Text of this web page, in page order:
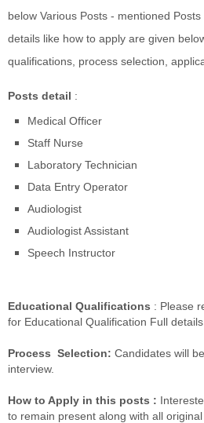
below Various Posts - mentioned
details like how to apply are given
qualifications, process selection,
Posts detail :
Medical Officer
Staff Nurse
Laboratory Technician
Data Entry Operator
Audiologist
Audiologist Assistant
Speech Instructor
Educational Qualifications : Please
for Educational Qualification Full details.
Process Selection: Candidates will
interview.
How to Apply in this posts :
to remain present along with all